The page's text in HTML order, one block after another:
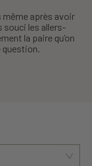
après avoir
souci les allers-
la paire qu’on
question.